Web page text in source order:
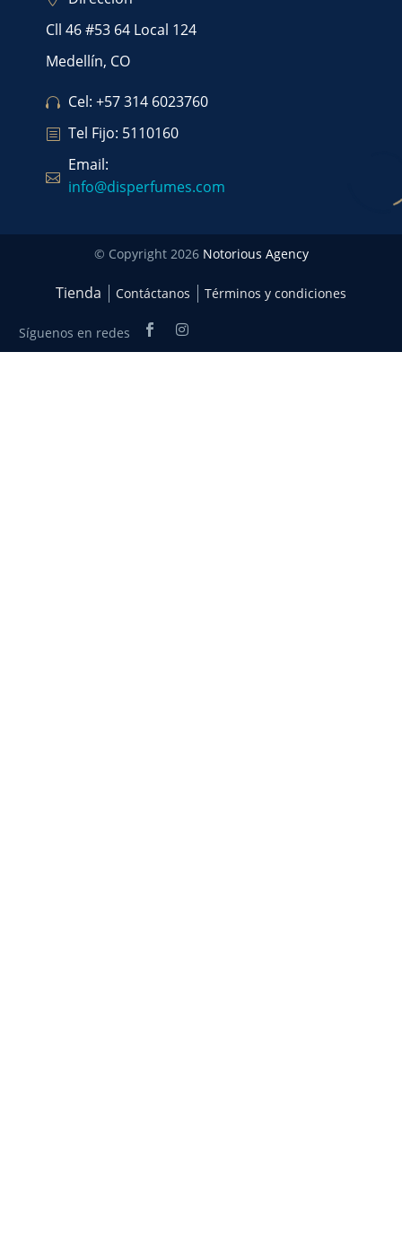
Cll 46 #53 64 Local 124
Medellín, CO
Cel: +57 314 6023760
Tel Fijo: 5110160
Email:
info@disperfumes.com
© Copyright 2026 Notorious Agency
Tienda Contáctanos Términos y condiciones
Síguenos en redes